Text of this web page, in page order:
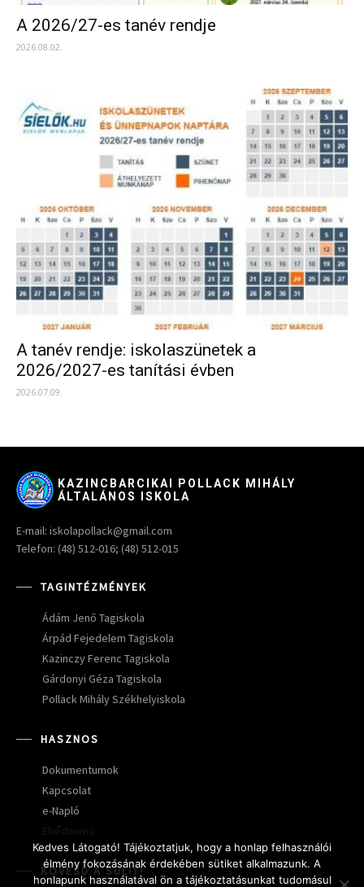
A 2026/27-es tanév rendje
2026.08.02.
A tanév rendje: iskolaszünetek a
2026/2027-es tanítási évben
2026.07.09.
KAZINCBARCIKAI POLLACK MIHÁLY
ÁLTALÁNOS ISKOLA
E-mail: iskolapollack@gmail.com
Telefon: (48) 512-016; (48) 512-015
TAGINTÉZMÉNYEK
Ádám Jenő Tagiskola
Árpád Fejedelem Tagiskola
Kazinczy Ferenc Tagiskola
Gárdonyi Géza Tagiskola
Pollack Mihály Székhelyiskola
HASZNOS
Dokumentumok
Kapcsolat
e-Napló
Ebédmenü
KÖVESD A SULIT!
Kedves Látogató! Tájékoztatjuk, hogy a honlap felhasználói
élmény fokozásának érdekében sütiket alkalmazunk. A
honlapunk használatával ön a tájékoztatásunkat tudomásul